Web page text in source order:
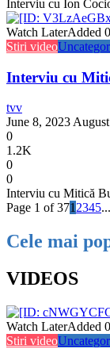
Interviu cu Ion
Watch LaterAdded
Stiri video
Interviu cu
tvv
June 8, 2023
0
1.2K
0
0
Interviu cu Mitică
Page 1 of 371 2345...
Cele mai
VIDEOS
Watch LaterAdded
Stiri video